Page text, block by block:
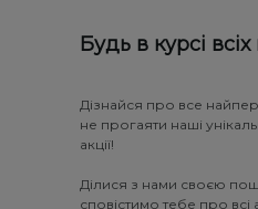
Будь в курсі всіх
Дізнайся про все
не прогаяти наші
акції!
Ділися з нами своєю
сповістимо тебе про всі